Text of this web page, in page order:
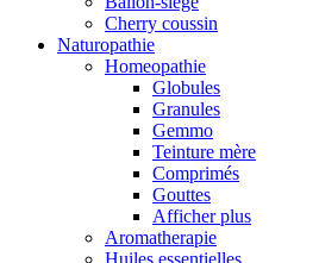
Cherry coussin
Naturopathie
Homeopathie
Globules
Granules
Gemmo
Teinture mère
Comprimés
Gouttes
Afficher plus
Aromatherapie
Huiles essentielles